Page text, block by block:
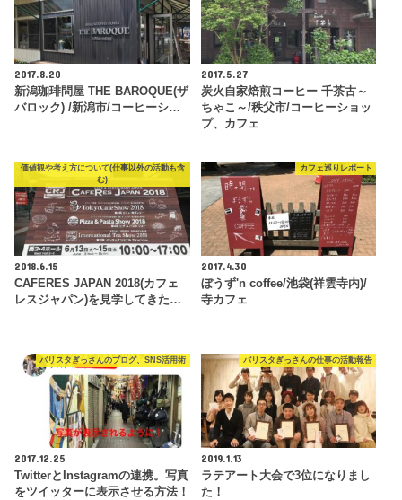
2017.8.20
新潟珈琲問屋 THE BAROQUE(ザ
バロック) /新潟市/コーヒーシ…
2017.5.27
炭火自家焙煎コーヒー 千茶古～
ちゃこ～/秩父市/コーヒーショッ
プ、カフェ
価値観や考え方について(仕事以外の活動も含
む)
2018.6.15
CAFERES JAPAN 2018(カフェ
レスジャパン)を見学してきた…
カフェ巡りレポート
2017.4.30
ぼうず'n coffee/池袋(祥雲寺内)/
寺カフェ
バリスタぎっさんのブログ、SNS活用術
2017.12.25
TwitterとInstagramの連携。写真
をツイッターに表示させる方法！
バリスタぎっさんの仕事の活動報告
2019.1.13
ラテアート大会で3位になりまし
た！